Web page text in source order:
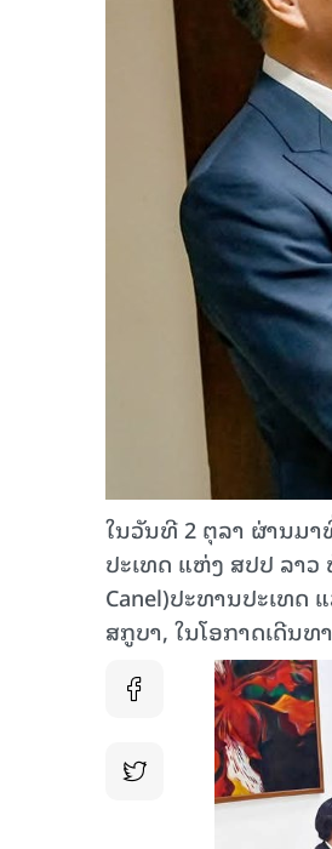
ໃນວັນທີ 2 ຕຸລາ ຜ່ານມ
ປະເທດ ແຫ່ງ ສປປ ລາວ
Canel)ປະທານປະເທດ
ສກູບາ, ໃນໂອກາດເດີນ